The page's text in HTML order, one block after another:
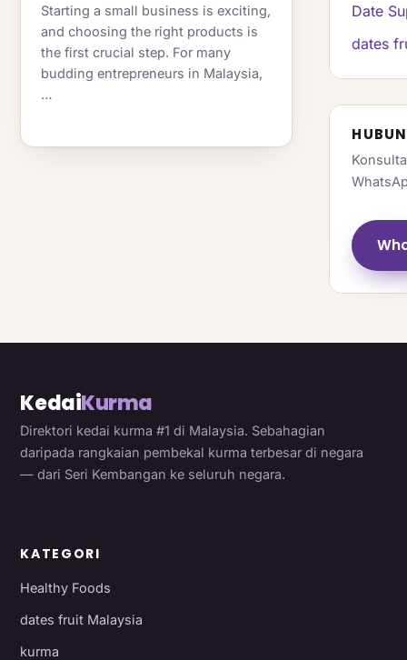
Starting a small business is exciting,
and choosing the right products is
the first crucial step. For many
budding entrepreneurs in Malaysia,
…
Date
dates
KedaiKurma
Direktori kedai kurma #1 di Malaysia. Sebahagian
daripada rangkaian pembekal kurma terbesar di negara
— dari Seri Kembangan ke seluruh negara.
KATEGORI
Healthy Foods
dates fruit Malaysia
kurma